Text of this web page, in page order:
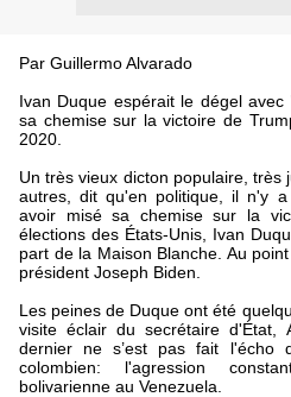
Par Guillermo Alvarado
Ivan Duque espérait le dégel
sa chemise sur la victoire de
2020.
Un très vieux dicton populaire, très
autres, dit qu'en politique, il n'y
avoir misé sa chemise sur la
élections des États-Unis, Ivan
part de la Maison Blanche. Au
président Joseph Biden.
Les peines de Duque ont été
visite éclair du secrétaire d'État,
dernier ne s’est pas fait l'écho
colombien: l'agression
bolivarienne au Venezuela.